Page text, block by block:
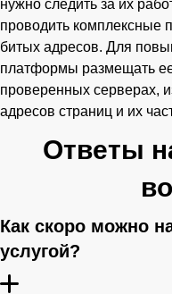
нужно следить за их
проводить комплексные
битых адресов. Для
платформы размещать
проверенных серверах,
адресов страниц и их
Ответы
Как скоро можно
услугой?